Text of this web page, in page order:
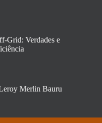
Grid: Verdades e
Merlin Bauru